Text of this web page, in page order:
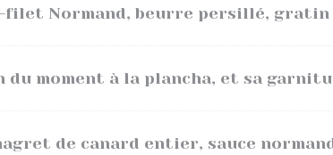
filet Normand, beurre persillé, gratin
du moment à la plancha, et sa
de canard entier, sauce